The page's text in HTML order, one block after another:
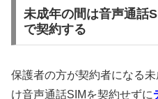
未成年の間は音声通話
で契約する
保護者の方が契約者になる
け音声通話SIMを契約せずに